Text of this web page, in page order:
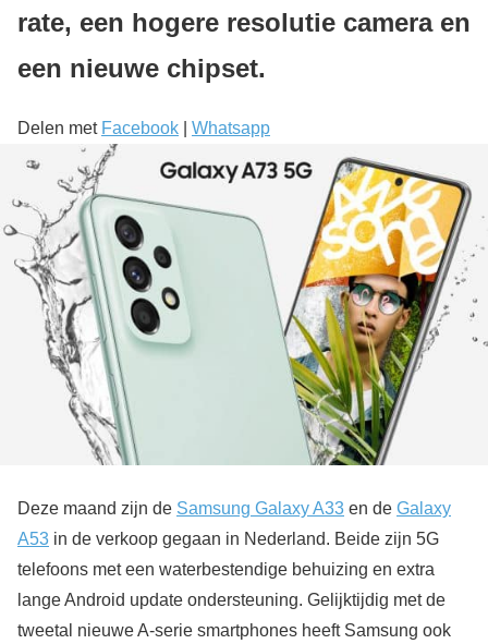
rate, een hogere resolutie camera en
een nieuwe chipset.
Delen met Facebook Whatsapp
Deze maand zijn de Samsung Galaxy A33 en de Galaxy
A53 in de verkoop gegaan in Nederland. Beide zijn 5G
telefoons met een waterbestendige behuizing en extra
lange Android update ondersteuning. Gelijktijdig met de
tweetal nieuwe A-serie smartphones heeft Samsung ook